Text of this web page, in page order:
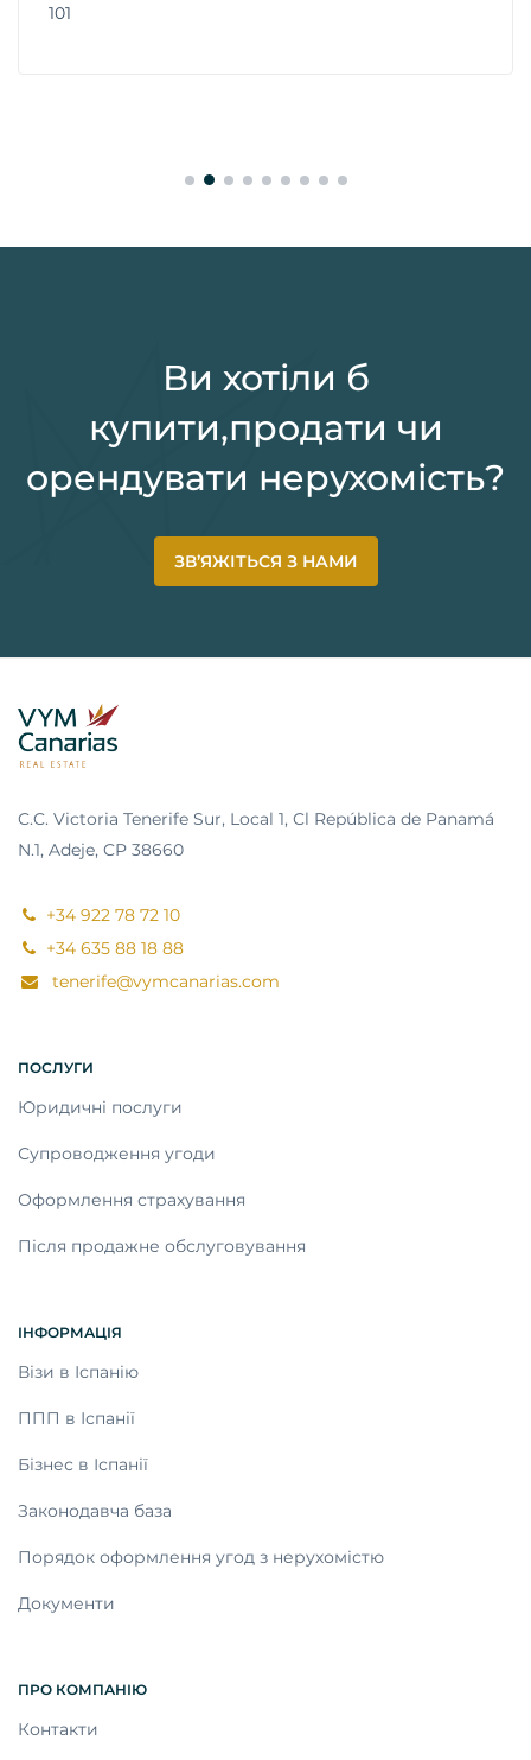
101
Ви хотіли б
купити,продати чи
орендувати нерухомість?
ЗВ’ЯЖІТЬСЯ З НАМИ
C.C. Victoria Tenerife Sur, Local 1, Cl República de Panamá
N.1, Adeje, CP 38660
+34 922 78 72 10
+34 635 88 18 88
tenerife@vymcanarias.com
ПОСЛУГИ
Юридичні послуги
Супроводження угоди
Оформлення страхування
Після продажне обслуговування
ІНФОРМАЦІЯ
Візи в Іспанію
ППП в Іспанії
Бізнес в Іспанії
Законодавча база
Порядок оформлення угод з нерухомістю
Документи
ПРО КОМПАНІЮ
Контакти